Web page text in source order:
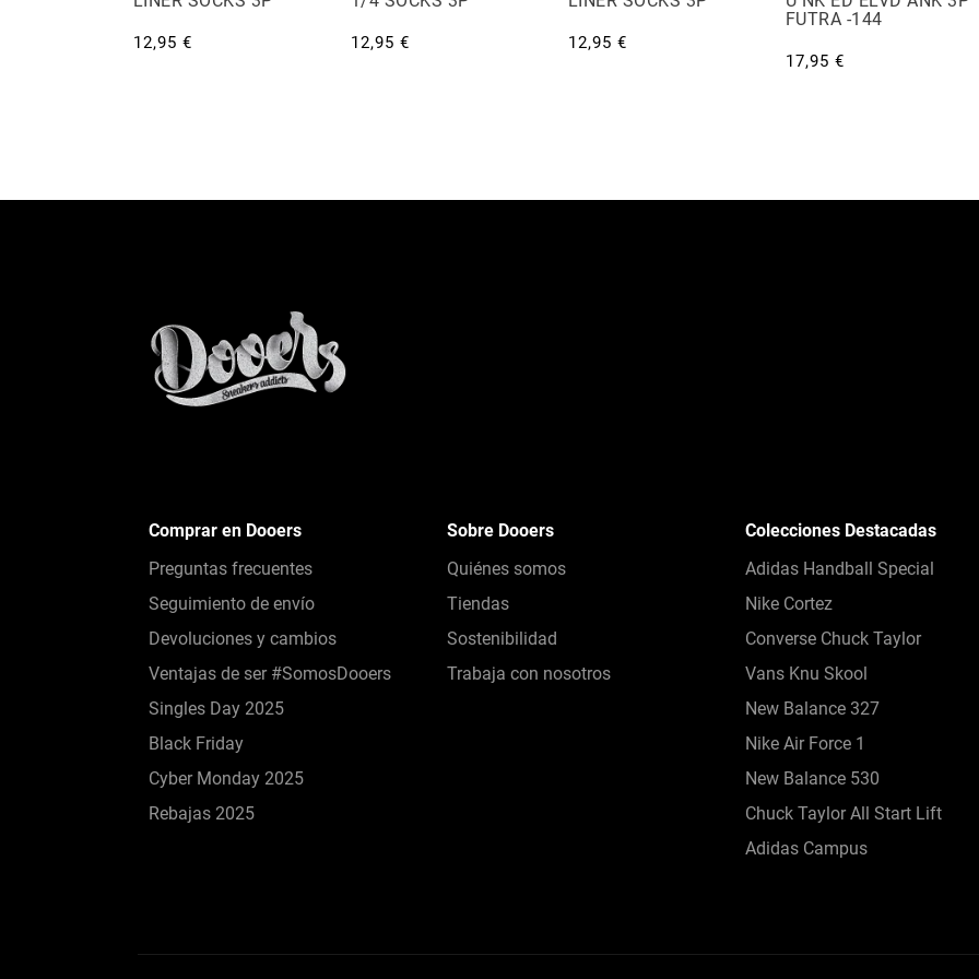
12,95 € 12,95 € 12,95 €
FUTRA -144
17,95 €
Comprar en Dooers
Preguntas frecuentes
Seguimiento de envío
Devoluciones y cambios
Ventajas de ser #SomosDooers
Singles Day 2025
Black Friday
Cyber Monday 2025
Rebajas 2025
Sobre Dooers
Quiénes somos
Tiendas
Sostenibilidad
Trabaja con nosotros
Colecciones Destacadas
Adidas Handball Special
Nike Cortez
Converse Chuck Taylor
Vans Knu Skool
New Balance 327
Nike Air Force 1
New Balance 530
Chuck Taylor All Start Lift
Adidas Campus